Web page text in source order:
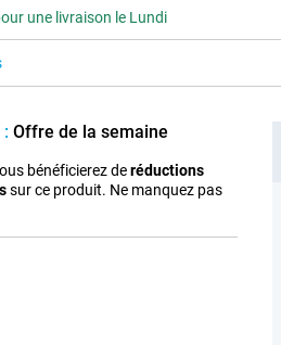
une livraison le Lundi
: Offre de la semaine
bénéficierez deréductions
sur ce produit. Ne manquez pas